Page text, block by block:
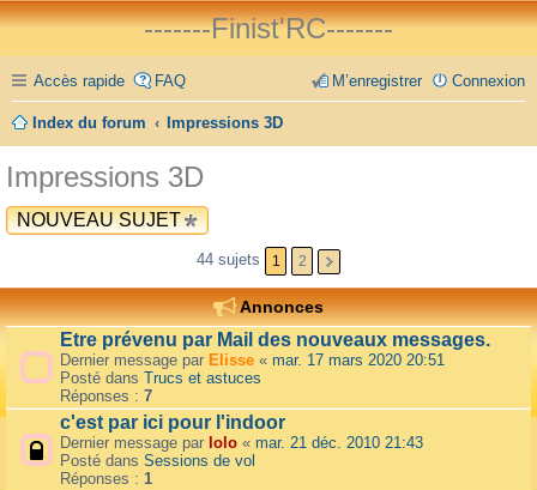
-------Finist'RC-------
Accès rapide FAQ Connexion
M’enregistrer
Index du forum Impressions 3D
Impressions 3D
NOUVEAU SUJET
44 sujets 1 2
Annonces
Etre prévenu par Mail des nouveaux messages.
Dernier message par Elisse « mar. 17 mars 2020 20:51
Posté dans Trucs et astuces
Réponses : 7
c'est par ici pour l'indoor
Dernier message par lolo « mar. 21 déc. 2010 21:43
Posté dans Sessions de vol
Réponses : 1